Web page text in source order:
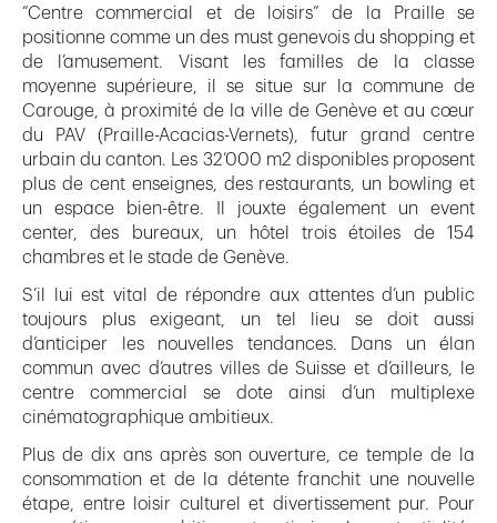
“Centre commercial et de loisirs” de la Praille se
positionne comme un des must genevois du shopping et
de l’amusement. Visant les familles de la classe
moyenne supérieure, il se situe sur la commune de
Carouge, à proximité de la ville de Genève et au cœur
du PAV (Praille-Acacias-Vernets), futur grand centre
urbain du canton. Les 32’000 m2 disponibles proposent
plus de cent enseignes, des restaurants, un bowling et
un espace bien-être. Il jouxte également un event
center, des bureaux, un hôtel trois étoiles de 154
chambres et le stade de Genève.
S’il lui est vital de répondre aux attentes d’un public
toujours plus exigeant, un tel lieu se doit aussi
d’anticiper les nouvelles tendances. Dans un élan
commun avec d’autres villes de Suisse et d’ailleurs, le
centre commercial se dote ainsi d’un multiplexe
cinématographique ambitieux.
Plus de dix ans après son ouverture, ce temple de la
consommation et de la détente franchit une nouvelle
étape, entre loisir culturel et divertissement pur. Pour